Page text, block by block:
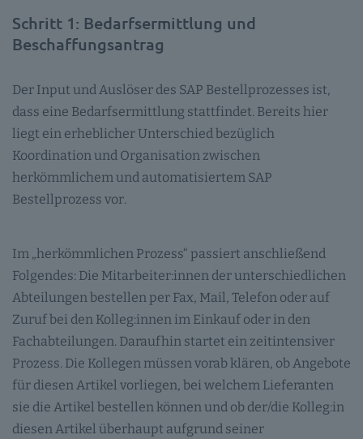
Schritt 1: Bedarfsermittlung und
Beschaffungsantrag
Der Input und Auslöser des SAP Bestellprozesses ist,
dass eine Bedarfsermittlung stattfindet. Bereits hier
liegt ein erheblicher Unterschied bezüglich
Koordination und Organisation zwischen
herkömmlichem und automatisiertem SAP
Bestellprozess vor.
Im „herkömmlichen Prozess“ passiert anschließend
Folgendes: Die Mitarbeiter:innen der unterschiedlichen
Abteilungen bestellen per Fax, Mail, Telefon oder auf
Zuruf bei den Kolleg:innen im Einkauf oder in den
Fachabteilungen. Daraufhin startet ein zeitintensiver
Prozess. Die Kollegen müssen vorab klären, ob Angebote
für diesen Artikel vorliegen, bei welchem Lieferanten
sie die Artikel bestellen können und ob der/die Kolleg:in
diesen Artikel überhaupt aufgrund seiner